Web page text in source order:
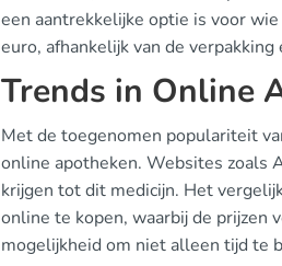
een aantrekkelijke optie is voor
euro, afhankelijk van de
Trends in Online
Met de toegenomen populariteit
online apotheken. Websites zoals
krijgen tot dit medicijn. Het
online te kopen, waarbij de prijzen
mogelijkheid om niet alleen tijd te